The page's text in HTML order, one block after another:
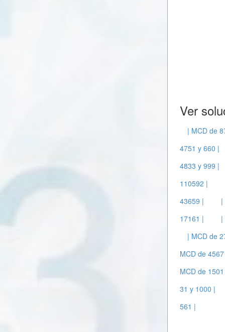
Ver
| MCD de
4751 y 660 |
4833 y 999 |
110592 |
43659 |
|
17161 |
|
| MCD de
MCD de
MCD de
31 y 1000 |
561 |